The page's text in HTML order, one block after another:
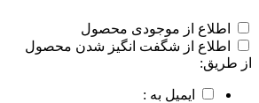
اطلاع از موجودی محصول
اطلاع از شگفت انگیز شدن محصول
از طریق:
ایمیل به :